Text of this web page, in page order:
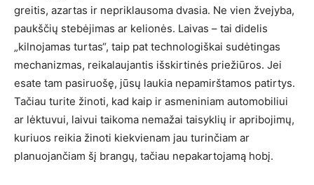
greitis, azartas ir nepriklausoma dvasia. Ne vien žvejyba,
paukščių stebėjimas ar kelionės. Laivas – tai didelis
„kilnojamas turtas“, taip pat technologiškai sudėtingas
mechanizmas, reikalaujantis išskirtinės priežiūros. Jei
esate tam pasiruošę, jūsų laukia nepamirštamos patirtys.
Tačiau turite žinoti, kad kaip ir asmeniniam automobiliui
ar lėktuvui, laivui taikoma nemažai taisyklių ir apribojimų,
kuriuos reikia žinoti kiekvienam jau turinčiam ar
planuojančiam šį brangų, tačiau nepakartojamą hobį.